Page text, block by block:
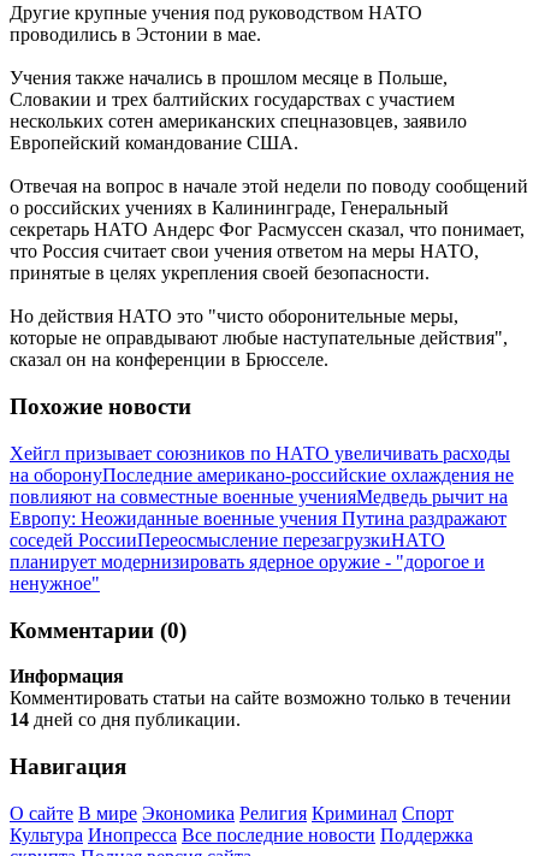
Другие крупные учения под руководством НАТО
проводились в Эстонии в мае.
Учения также начались в прошлом месяце в Польше,
Словакии и трех балтийских государствах с участием
нескольких сотен американских спецназовцев, заявило
Европейский командование США.
Отвечая на вопрос в начале этой недели по поводу сообщений
о российских учениях в Калининграде, Генеральный
секретарь НАТО Андерс Фог Расмуссен сказал, что понимает,
что Россия считает свои учения ответом на меры НАТО,
принятые в целях укрепления своей безопасности.
Но действия НАТО это "чисто оборонительные меры,
которые не оправдывают любые наступательные действия",
сказал он на конференции в Брюсселе.
Похожие новости
Хейгл призывает союзников по НАТО увеличивать расходы
на оборонуПоследние американо-российские охлаждения не
повлияют на совместные военные ученияМедведь рычит на
Европу: Неожиданные военные учения Путина раздражают
соседей РоссииПереосмысление перезагрузкиНАТО
планирует модернизировать ядерное оружие - "дорогое и
ненужное"
Комментарии (0)
Информация
Комментировать статьи на сайте возможно только в течении
14 дней со дня публикации.
Навигация
О сайте В мире Экономика Религия Криминал Спорт
Культура Инопресса Все последние новости Поддержка